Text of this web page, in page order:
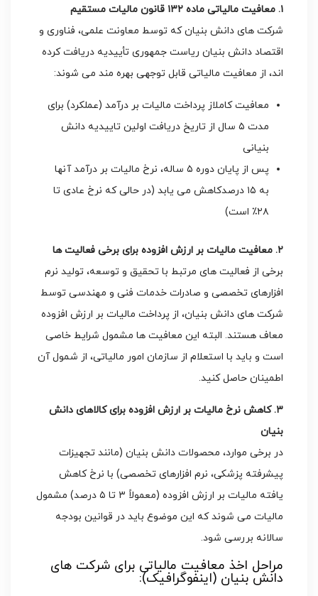
۱. معافیت مالیاتی ماده ۱۳۲ قانون مالیات مستقیم
شرکت های دانش بنیان که توسط معاونت علمی، فناوری و
اقتصاد دانش بنیان ریاست جمهوری تأییدیه دریافت کرده
اند، از معافیت مالیاتی قابل توجهی بهره مند می شوند:
معافیت کاملاز پرداخت مالیات بر درآمد (عملکرد) برای
مدت ۵ سال از تاریخ دریافت اولین تاییدیه دانش
بنیانی
پس از پایان دوره ۵ ساله، نرخ مالیات بر درآمد آنها
به ۱۵ درصدکاهش می یابد (در حالی که نرخ عادی تا
۲۸٪ است)
۲. معافیت مالیات بر ارزش افزوده برای برخی فعالیت ها
برخی از فعالیت های مرتبط با تحقیق و توسعه، تولید نرم
افزارهای تخصصی و صادرات خدمات فنی و مهندسی توسط
شرکت های دانش بنیان، از پرداخت مالیات بر ارزش افزوده
معاف هستند. البته این معافیت ها مشمول شرایط خاصی
است و باید با استعلام از سازمان امور مالیاتی، از شمول آن
اطمینان حاصل کنید.
۳. کاهش نرخ مالیات بر ارزش افزوده برای کالاهای دانش
بنیان
در برخی موارد، محصولات دانش بنیان (مانند تجهیزات
پیشرفته پزشکی، نرم افزارهای تخصصی) با نرخ کاهش
یافته مالیات بر ارزش افزوده (معمولاً ۳ تا ۵ درصد) مشمول
مالیات می شوند که این موضوع باید در قوانین بودجه
سالانه بررسی شود.
مراحل اخذ معافیت مالیاتی برای شرکت های
دانش بنیان (اینفوگرافیک):